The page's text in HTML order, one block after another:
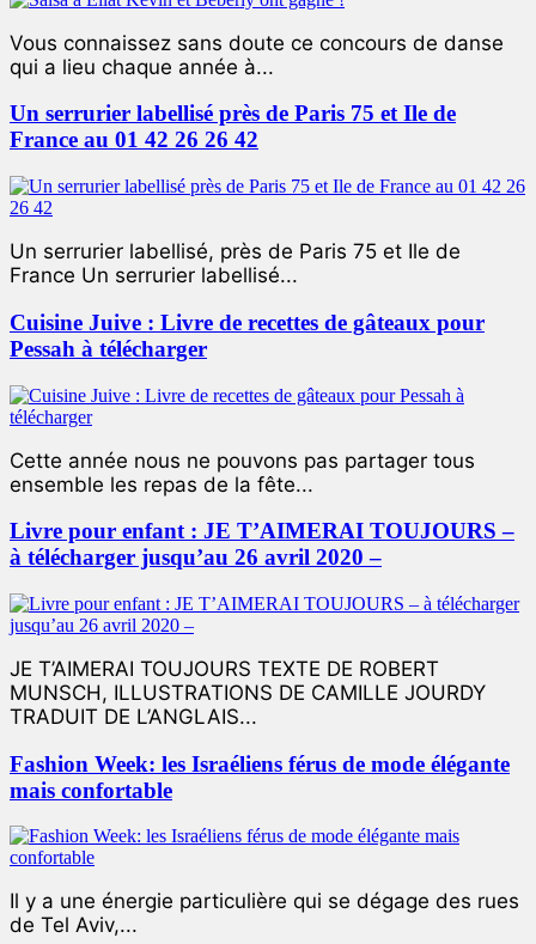
Vous connaissez sans doute ce concours de danse
qui a lieu chaque année à...
Un serrurier labellisé près de Paris 75 et Ile de
France au 01 42 26 26 42
Un serrurier labellisé, près de Paris 75 et Ile de
France Un serrurier labellisé...
Cuisine Juive : Livre de recettes de gâteaux pour
Pessah à télécharger
Cette année nous ne pouvons pas partager tous
ensemble les repas de la fête...
Livre pour enfant : JE T’AIMERAI TOUJOURS –
à télécharger jusqu’au 26 avril 2020 –
JE T’AIMERAI TOUJOURS TEXTE DE ROBERT
MUNSCH, ILLUSTRATIONS DE CAMILLE JOURDY
TRADUIT DE L’ANGLAIS...
Fashion Week: les Israéliens férus de mode élégante
mais confortable
Il y a une énergie particulière qui se dégage des rues
de Tel Aviv,...